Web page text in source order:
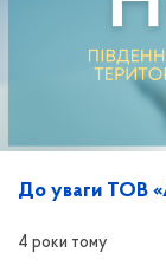
До уваги ТОВ
4 роки тому